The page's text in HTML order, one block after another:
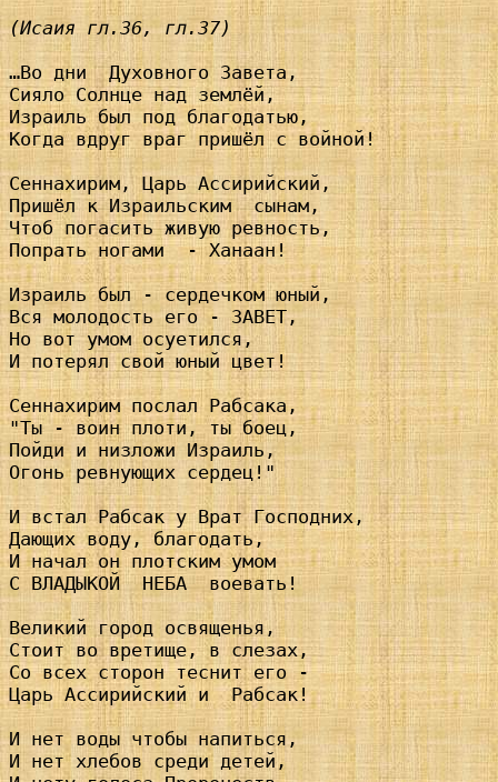
(Исаия гл.36, гл.37)
…Во дни  Духовного Завета,
Сияло Солнце над землёй,
Израиль был под благодатью,
Когда вдруг враг пришёл с войной!
Сеннахирим, Царь Ассирийский,
Пришёл к Израильским  сынам,
Чтоб погасить живую ревность,
Попрать ногами  - Ханаан!
Израиль был - сердечком юный,
Вся молодость его - ЗАВЕТ,
Но вот умом осуетился,
И потерял свой юный цвет!
Сеннахирим послал Рабсака,
"Ты - воин плоти, ты боец,
Пойди и низложи Израиль,
Огонь ревнующих сердец!"
И встал Рабсак у Врат Господних,
Дающих воду, благодать,
И начал он плотским умом
С ВЛАДЫКОЙ  НЕБА  воевать!
Великий город освященья,
Стоит во вретище, в слезах,
Со всех сторон теснит его -
Царь Ассирийский и  Рабсак!
И нет воды чтобы напиться,
И нет хлебов среди детей,